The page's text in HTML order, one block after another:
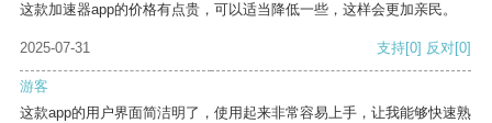
这款加速器app的价格有点贵，可以适当降低一些，这样会更加亲民。
2025-07-31 支持[0] 反对[0]
游客
这款app的用户界面简洁明了，使用起来非常容易上手，让我能够快速熟